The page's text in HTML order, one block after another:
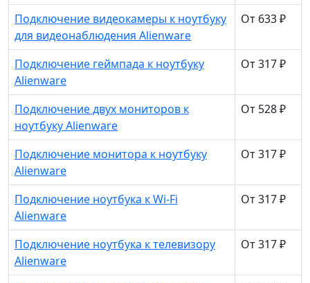
Подключение видеокамеры к ноутбуку
для видеонаблюдения Alienware
От 633 ₽
Подключение геймпада к ноутбуку
Alienware
От 317 ₽
Подключение двух мониторов к
ноутбуку Alienware
От 528 ₽
Подключение монитора к ноутбуку
Alienware
От 317 ₽
Подключение ноутбука к Wi-Fi
Alienware
От 317 ₽
Подключение ноутбука к телевизору
Alienware
От 317 ₽